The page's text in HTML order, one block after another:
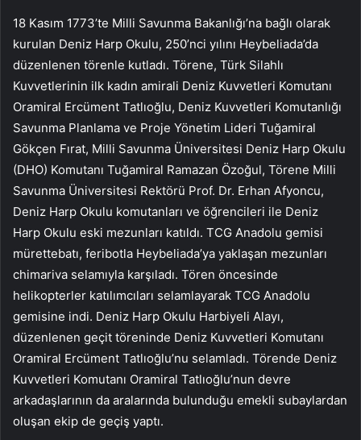
18 Kasım 1773’te Milli Savunma Bakanlığı’na bağlı olarak
kurulan Deniz Harp Okulu, 250’nci yılını Heybeliada’da
düzenlenen törenle kutladı. Törene, Türk Silahlı
Kuvvetlerinin ilk kadın amirali Deniz Kuvvetleri Komutanı
Oramiral Ercüment Tatlıoğlu, Deniz Kuvvetleri Komutanlığı
Savunma Planlama ve Proje Yönetim Lideri Tuğamiral
Gökçen Fırat, Milli Savunma Üniversitesi Deniz Harp Okulu
(DHO) Komutanı Tuğamiral Ramazan Özoğul, Törene Milli
Savunma Üniversitesi Rektörü Prof. Dr. Erhan Afyoncu,
Deniz Harp Okulu komutanları ve öğrencileri ile Deniz
Harp Okulu eski mezunları katıldı. TCG Anadolu gemisi
mürettebatı, feribotla Heybeliada’ya yaklaşan mezunları
chimariva selamıyla karşıladı. Tören öncesinde
helikopterler katılımcıları selamlayarak TCG Anadolu
gemisine indi. Deniz Harp Okulu Harbiyeli Alayı,
düzenlenen geçit töreninde Deniz Kuvvetleri Komutanı
Oramiral Ercüment Tatlıoğlu’nu selamladı. Törende Deniz
Kuvvetleri Komutanı Oramiral Tatlıoğlu’nun devre
arkadaşlarının da aralarında bulunduğu emekli subaylardan
oluşan ekip de geçiş yaptı.